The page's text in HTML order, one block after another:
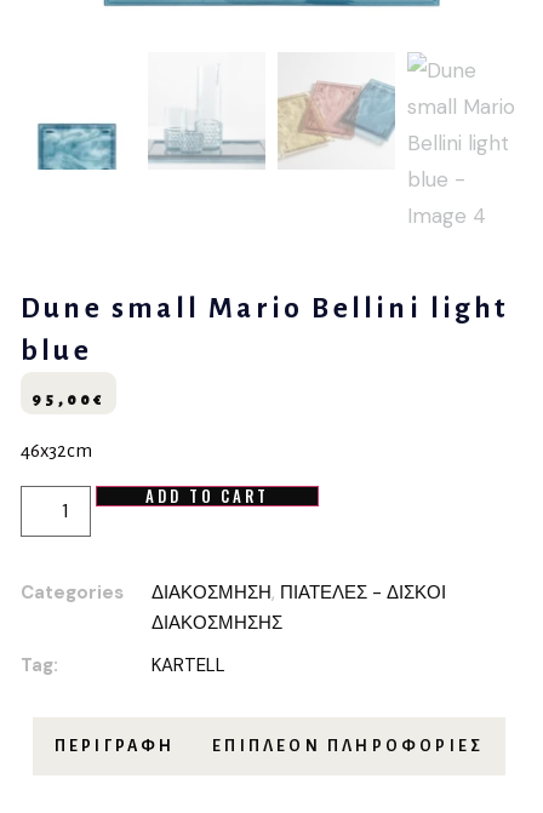
Dune small Mario Bellini light
blue
95,00€
46x32cm
ADD TO CART
Categories ΔΙΑΚΟΣΜΗΣΗ, ΠΙΑΤΕΛΕΣ - ΔΙΣΚΟΙ
ΔΙΑΚΟΣΜΗΣΗΣ
Tag:
KARTELL
ΠΕΡΙΓΡΑΦΉ ΕΠΙΠΛΈΟΝ ΠΛΗΡΟΦΟΡΊΕΣ